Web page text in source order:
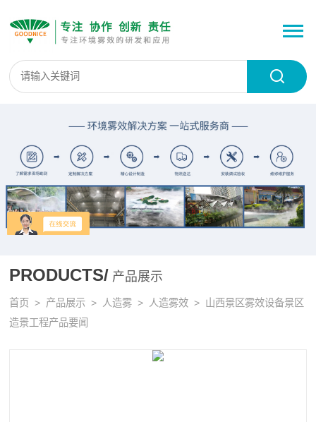
PRODUCTS/ 产品展示
首页 > 产品展示 > 人造雾 > 人造雾效 > 山西景区雾效设备景区
造景工程产品要闻